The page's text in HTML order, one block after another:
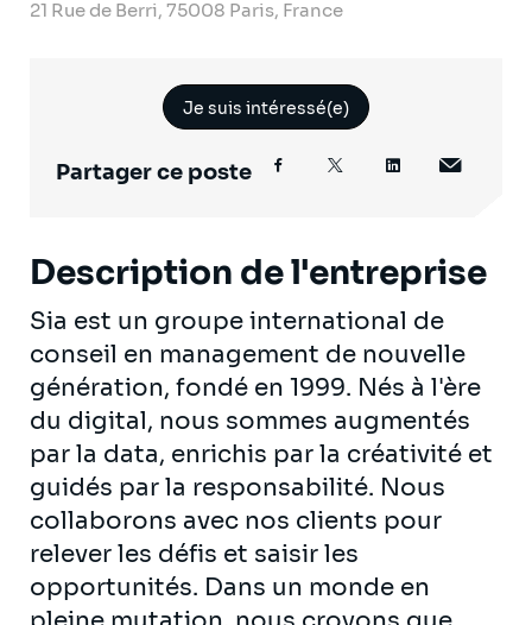
21 Rue de Berri, 75008 Paris, France
Je suis intéressé(e)
Partager ce poste
Description de l'entreprise
Sia est un groupe international de
conseil en management de nouvelle
génération, fondé en 1999. Nés à l'ère
du digital, nous sommes augmentés
par la data, enrichis par la créativité et
guidés par la responsabilité. Nous
collaborons avec nos clients pour
relever les défis et saisir les
opportunités. Dans un monde en